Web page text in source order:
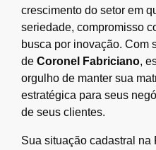
crescimento do setor em
seriedade, compromisso
busca por inovação. Com
de Coronel Fabriciano,
orgulho de manter sua
estratégica para seus
de seus clientes.
Sua situação cadastral na